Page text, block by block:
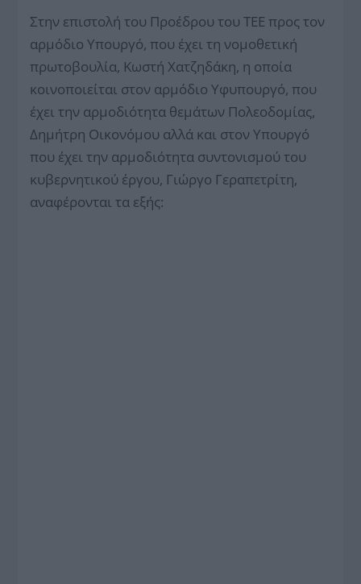
Στην επιστολή του Προέδρου του ΤΕΕ προς τον
αρμόδιο Υπουργό, που έχει τη νομοθετική
πρωτοβουλία, Κωστή Χατζηδάκη, η οποία
κοινοποιείται στον αρμόδιο Υφυπουργό, που
έχει την αρμοδιότητα θεμάτων Πολεοδομίας,
Δημήτρη Οικονόμου αλλά και στον Υπουργό
που έχει την αρμοδιότητα συντονισμού του
κυβερνητικού έργου, Γιώργο Γεραπετρίτη,
αναφέρονται τα εξής: